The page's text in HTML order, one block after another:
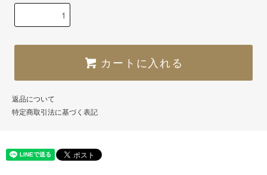
カートに入れる
返品について
特定商取引法に基づく表記